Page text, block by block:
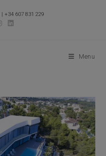
| +34 607 831 229
Menu